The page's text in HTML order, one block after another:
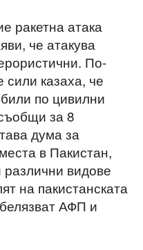
ракетна атака
че атакува
По-
сили казаха, че
по цивилни
за 8
дума за
в Пакистан,
различни видове
на пакистанската
АФП и